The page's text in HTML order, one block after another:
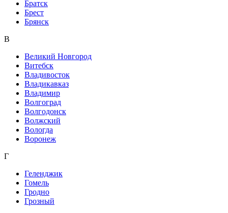
Братск
Брест
Брянск
В
Великий Новгород
Витебск
Владивосток
Владикавказ
Владимир
Волгоград
Волгодонск
Волжский
Вологда
Воронеж
Г
Геленджик
Гомель
Гродно
Грозный